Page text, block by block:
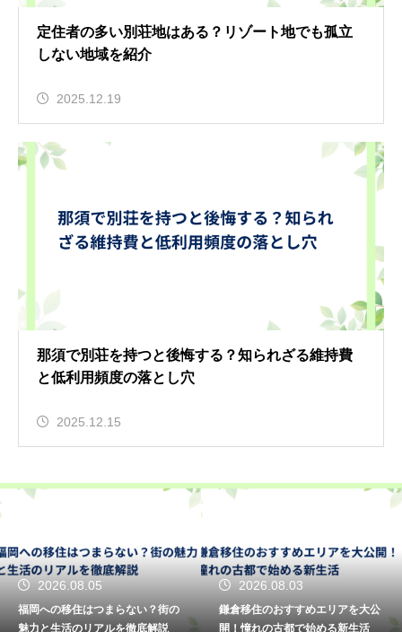
定住者の多い別荘地はある？リゾート地でも孤立
しない地域を紹介
2025.12.19
那須で別荘を持つと後悔する？知られざる維持費
と低利用頻度の落とし穴
2025.12.15
2026.08.05
福岡への移住はつまらない？街の
魅力と生活のリアルを徹底解説
2026.08.03
鎌倉移住のおすすめエリアを大公
開！憧れの古都で始める新生活